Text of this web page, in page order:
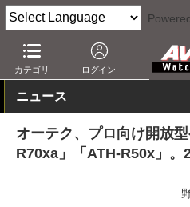
カテゴリ ログイン
AV Watch 製品 ヘッドフォン
ニュース
オーテク、プロ向け開放
R70xa」「ATH-R50x」。